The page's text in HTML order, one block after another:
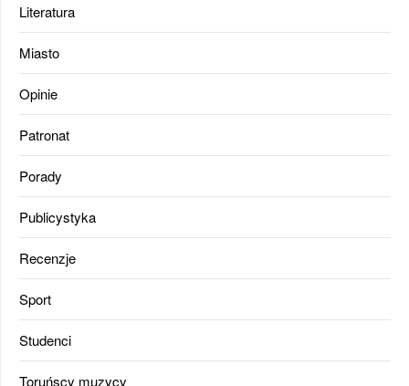
Literatura
Miasto
Opinie
Patronat
Porady
Publicystyka
Recenzje
Sport
Studenci
Toruńscy muzycy